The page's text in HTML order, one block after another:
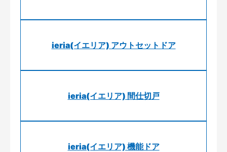
ieria(イエリア) アウトセットドア
ieria(イエリア) 間仕切戸
ieria(イエリア) 機能ドア